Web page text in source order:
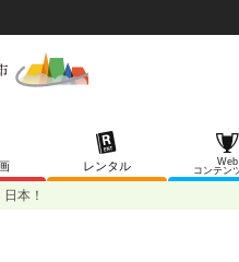
レンタル
Web
コンテン
本！